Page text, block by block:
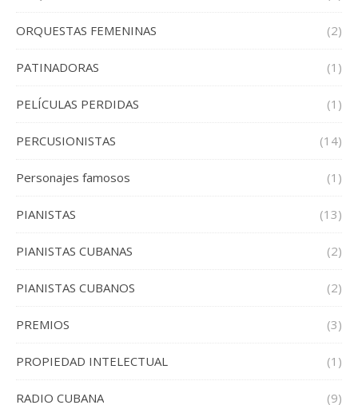
ORQUESTAS FEMENINAS (2)
PATINADORAS (1)
PELÍCULAS PERDIDAS (1)
PERCUSIONISTAS (14)
Personajes famosos (1)
PIANISTAS (13)
PIANISTAS CUBANAS (2)
PIANISTAS CUBANOS (2)
PREMIOS (3)
PROPIEDAD INTELECTUAL (1)
RADIO CUBANA (9)